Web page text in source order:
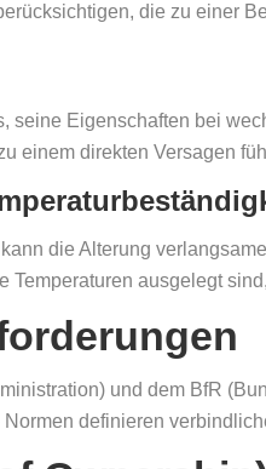
die zu einer
seine Eigenschaften bei
einem direkten Versagen
die Alterung
Temperaturen ausgelegt
und dem BfR
definieren